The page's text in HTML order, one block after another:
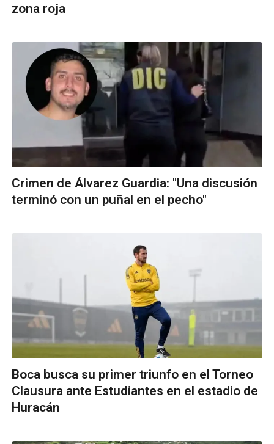
zona roja
Crimen de Álvarez Guardia: "Una discusión
terminó con un puñal en el pecho"
Boca busca su primer triunfo en el Torneo
Clausura ante Estudiantes en el estadio de
Huracán